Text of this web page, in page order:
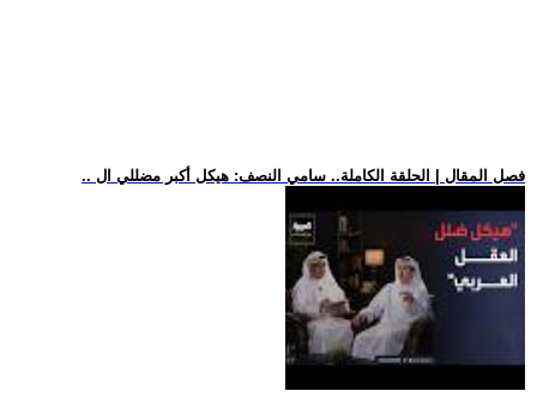
.. فصل المقال | الحلقة الكاملة.. سامي النصف: هيكل أكبر مضللي ال